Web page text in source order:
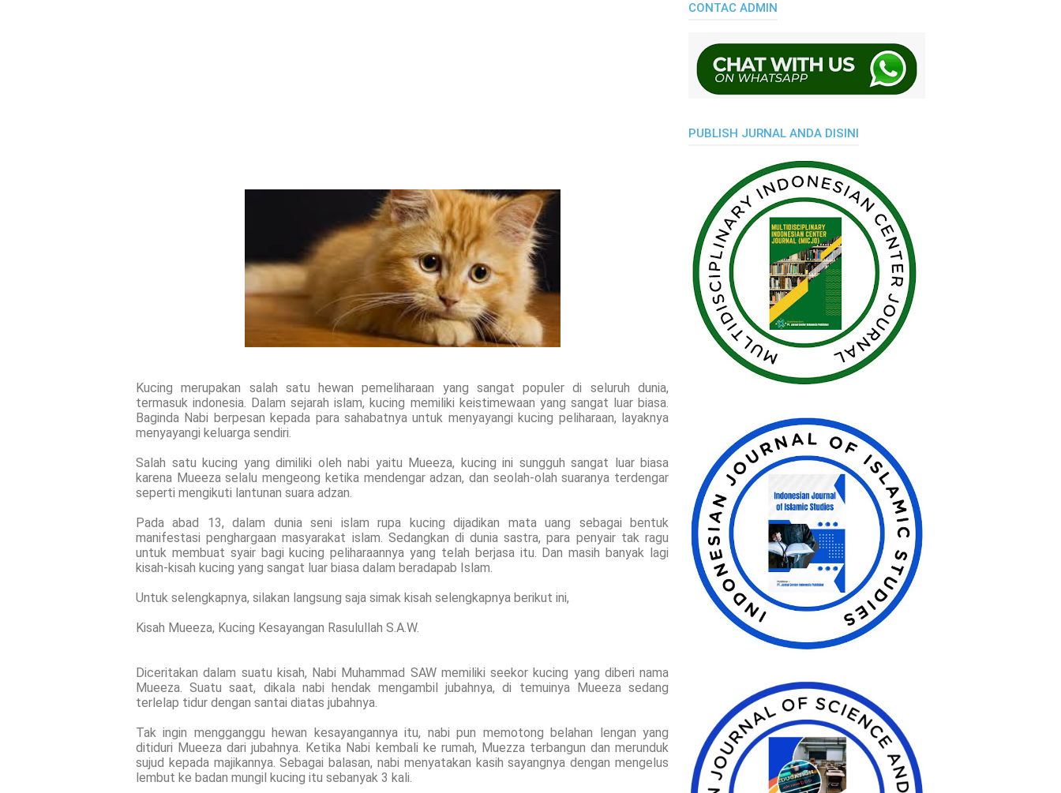
Kucing merupakan salah satu hewan pemeliharaan yang sangat populer di seluruh dunia,
termasuk indonesia. Dalam sejarah islam, kucing memiliki keistimewaan yang sangat luar biasa.
Baginda Nabi berpesan kepada para sahabatnya untuk menyayangi kucing peliharaan, layaknya
menyayangi keluarga sendiri.
Salah satu kucing yang dimiliki oleh nabi yaitu Mueeza, kucing ini sungguh sangat luar biasa
karena Mueeza selalu mengeong ketika mendengar adzan, dan seolah-olah suaranya terdengar
seperti mengikuti lantunan suara adzan.
Pada abad 13, dalam dunia seni islam rupa kucing dijadikan mata uang sebagai bentuk
manifestasi penghargaan masyarakat islam. Sedangkan di dunia sastra, para penyair tak ragu
untuk membuat syair bagi kucing peliharaannya yang telah berjasa itu. Dan masih banyak lagi
kisah-kisah kucing yang sangat luar biasa dalam beradapab Islam.
Untuk selengkapnya, silakan langsung saja simak kisah selengkapnya berikut ini,
Kisah Mueeza, Kucing Kesayangan Rasulullah S.A.W.
Diceritakan dalam suatu kisah, Nabi Muhammad SAW memiliki seekor kucing yang diberi nama
Mueeza. Suatu saat, dikala nabi hendak mengambil jubahnya, di temuinya Mueeza sedang
terlelap tidur dengan santai diatas jubahnya.
Tak ingin mengganggu hewan kesayangannya itu, nabi pun memotong belahan lengan yang
ditiduri Mueeza dari jubahnya. Ketika Nabi kembali ke rumah, Muezza terbangun dan merunduk
sujud kepada majikannya. Sebagai balasan, nabi menyatakan kasih sayangnya dengan mengelus
lembut ke badan mungil kucing itu sebanyak 3 kali.
CONTAC ADMIN
PUBLISH JURNAL ANDA DISINI